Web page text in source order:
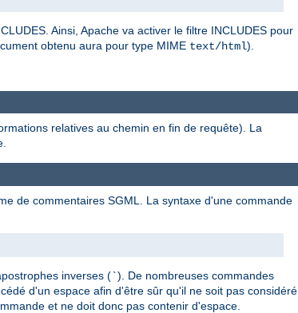
Ainsi, Apache va activer le filtre INCLUDES pour
obtenu aura pour type MIME text/html).
relatives au chemin en fin de requête). La
de commentaires SGML. La syntaxe d'une commande
inverses (`). De nombreuses commandes
d'un espace afin d'être sûr qu'il ne soit pas considéré
et ne doit donc pas contenir d'espace.